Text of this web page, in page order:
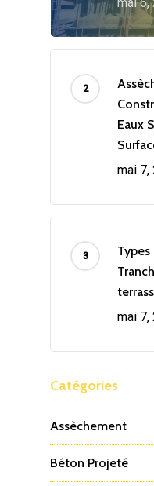
mai 6,
Eaux
mai 7,
Types
mai 7,
Catégories
Assèchement
Béton Projeté